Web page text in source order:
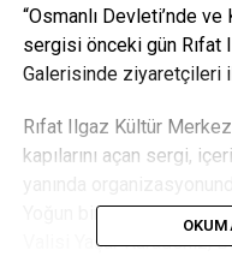
“Osmanlı Devleti’nde
sergisi önceki gün Rıfat
Galerisinde ziyaretçileri
Rıfat Ilgaz Kültür
kapılarını açan sergi,
Yoğun bir katılımın
Valisi Yaşar Karadeniz,